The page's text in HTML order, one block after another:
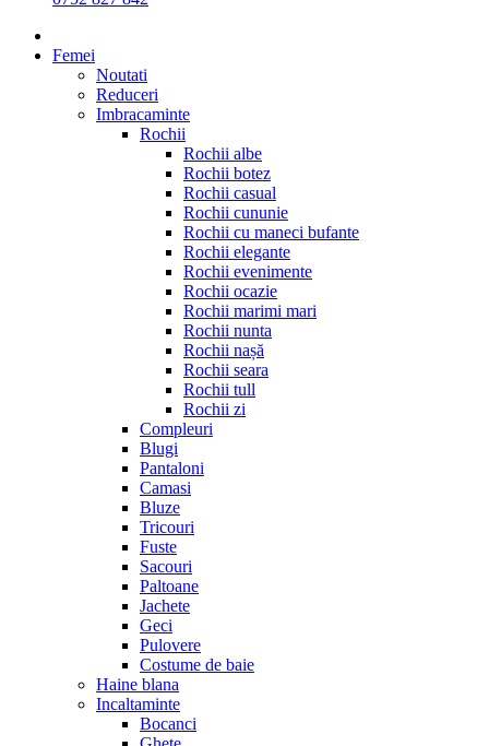
Femei
Noutati
Reduceri
Imbracaminte
Rochii
Rochii albe
Rochii botez
Rochii casual
Rochii cununie
Rochii cu maneci bufante
Rochii elegante
Rochii evenimente
Rochii ocazie
Rochii marimi mari
Rochii nunta
Rochii nașă
Rochii seara
Rochii tull
Rochii zi
Compleuri
Blugi
Pantaloni
Camasi
Bluze
Tricouri
Fuste
Sacouri
Paltoane
Jachete
Geci
Pulovere
Costume de baie
Haine blana
Incaltaminte
Bocanci